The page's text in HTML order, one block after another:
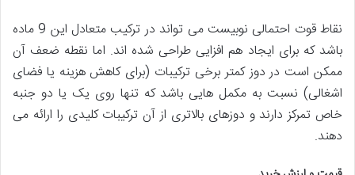
نقاط قوت احتمالی نوبیست می تواند در ترکیب متعادل این 9 ماده
باشد که برای ایجاد هم افزایی طراحی شده اند. اما نقطه ضعف آن
ممکن است در دوز کمتر برخی ترکیبات (برای کاهش هزینه یا فضای
اشغالی) نسبت به مکمل هایی باشد که تنها روی یک یا دو جنبه
خاص تمرکز دارند و دوزهای بالاتری از آن ترکیبات کلیدی را ارائه می
دهند.